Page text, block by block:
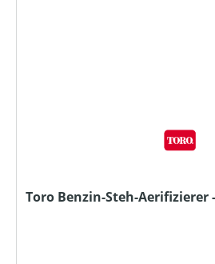
Toro Benzin-Steh-Aerifizierer